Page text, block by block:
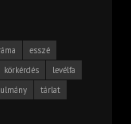
esszé
körkérdés
levélfa
tárlat